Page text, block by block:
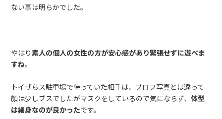
ない事は明らかでした。
やはり素人の個人の女性の方が安心感があり緊張せずに遊べま
すね。
トイザらス駐車場で待っていた相手は、プロフ写真とは違って
顔は少しブスでしたがマスクをしているので気にならず、体型
は細身なのが良かったです。